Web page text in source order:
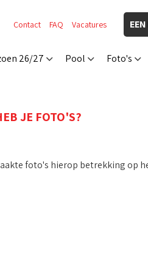
Contact FAQ Vacatures
26/27 Pool Foto's
JE FOTO'S?
foto's hierop betrekking op